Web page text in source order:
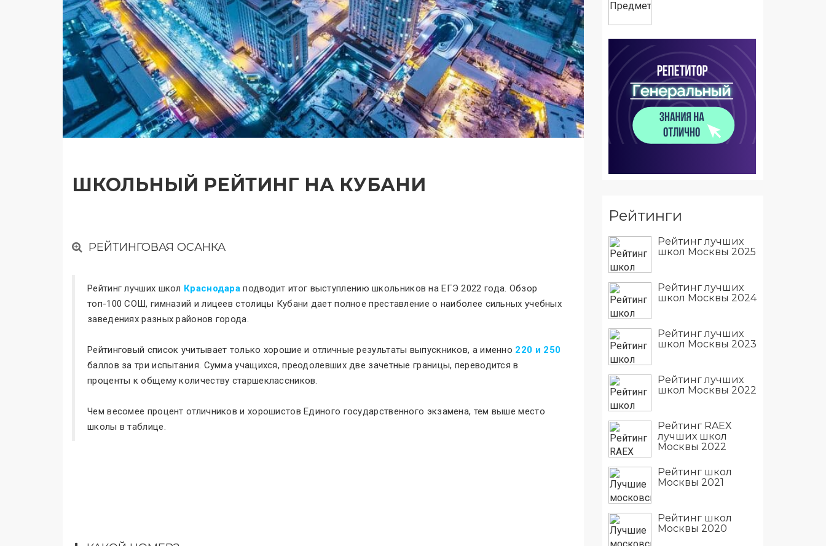
ШКОЛЬНЫЙ РЕЙТИНГ НА КУБАНИ
РЕЙТИНГОВАЯ ОСАНКА
Рейтинг лучших школ Краснодара подводит итог выступлению школьников на ЕГЭ 2022 года. Обзор
топ-100 СОШ, гимназий и лицеев столицы Кубани дает полное преставление о наиболее сильных учебных
заведениях разных районов города.
Рейтинговый список учитывает только хорошие и отличные результаты выпускников, а именно 220 и 250
баллов за три испытания. Сумма учащихся, преодолевших две зачетные границы, переводится в
проценты к общему количеству старшеклассников.
Чем весомее процент отличников и хорошистов Единого государственного экзамена, тем выше место
школы в таблице.
Рейтинги
Рейтинг лучших
школ Москвы 2025
Рейтинг лучших
школ Москвы 2024
Рейтинг лучших
школ Москвы 2023
Рейтинг лучших
школ Москвы 2022
Рейтинг RAEX
лучших школ
Москвы 2022
Рейтинг школ
Москвы 2021
Рейтинг школ
Москвы 2020